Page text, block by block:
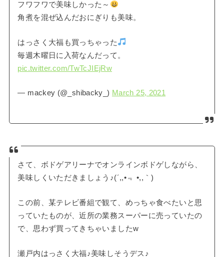
フワフワで美味しかった～
角煮を混ぜ込んだおにぎりも美味。
はっさく大福も買っちゃった
毎週木曜日に入荷なんだって。
pic.twitter.com/TwTcJIEjRw
— mackey (@_shibacky_) March 25, 2021
さて、ボドゲアリーナでオンラインボドゲしながら、
美味しくいただきましょう♪(´,,•﹃ •,,｀)
この前、某テレビ番組で観て、めっちゃ食べたいと思
っていたものが、近所の業務スーパーに売っていたの
で、思わず買ってきちゃいましたw
瀬戸内はっさく大福♪美味しそうデス♪